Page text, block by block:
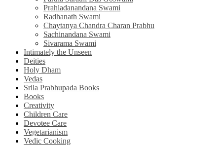
Prahladanandana Swami
Radhanath Swami
Chaytanya Chandra Charan Prabhu
Sachinandana Swami
Sivarama Swami
Intimately the Unseen
Deities
Holy Dham
Vedas
Srila Prabhupada Books
Books
Creativity
Children Care
Devotee Care
Vegetarianism
Vedic Cooking